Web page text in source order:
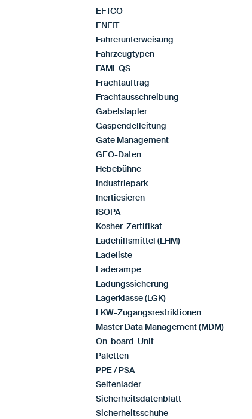
EFTCO
ENFIT
Fahrerunterweisung
Fahrzeugtypen
FAMI-QS
Frachtauftrag
Frachtausschreibung
Gabelstapler
Gaspendelleitung
Gate Management
GEO-Daten
Hebebühne
Industriepark
Inertiesieren
ISOPA
Kosher-Zertifikat
Ladehilfsmittel (LHM)
Ladeliste
Laderampe
Ladungssicherung
Lagerklasse (LGK)
LKW-Zugangsrestriktionen
Master Data Management (MDM)
On-board-Unit
Paletten
PPE / PSA
Seitenlader
Sicherheitsdatenblatt
Sicherheitsschuhe